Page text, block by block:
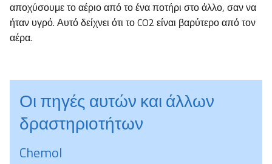
αποχύσουμε το αέριο από το ένα ποτήρι στο άλλο, σαν να
ήταν υγρό. Αυτό δείχνει ότι το CO2 είναι βαρύτερο από τον
αέρα.
Οι πηγές αυτών και άλλων
δραστηριοτήτων
Chemol